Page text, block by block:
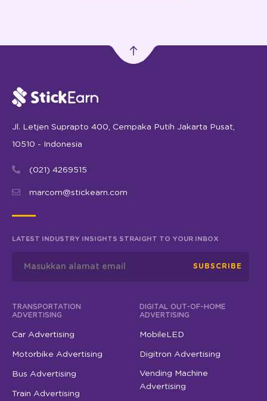
Jl. Letjen Suprapto 400, Cempaka Putih Jakarta Pusat,
10510 - Indonesia
(021) 4269515
marcom@stickearn.com
LATEST INDUSTRY INSIGHTS STRAIGHT TO YOUR INBOX
SUBSCRIBE
TRANSPORTATION
ADVERTISING
Car Advertising
Motorbike Advertising
Bus Advertising
Train Advertising
DIGITAL OUT-OF-HOME
ADVERTISING
MobileLED
Digitron Advertising
Vending Machine
Advertising